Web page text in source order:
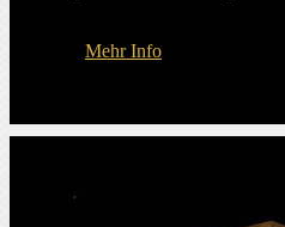
Mehr Info